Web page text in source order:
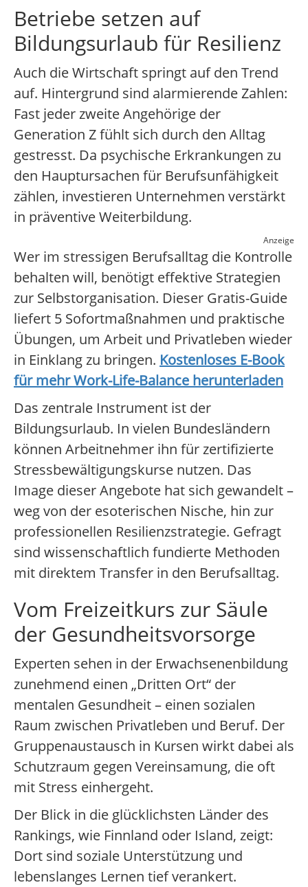
Betriebe setzen auf
Bildungsurlaub für Resilienz
Auch die Wirtschaft springt auf den Trend
auf. Hintergrund sind alarmierende Zahlen:
Fast jeder zweite Angehörige der
Generation Z fühlt sich durch den Alltag
gestresst. Da psychische Erkrankungen zu
den Hauptursachen für Berufsunfähigkeit
zählen, investieren Unternehmen verstärkt
in präventive Weiterbildung.
Anzeige
Wer im stressigen Berufsalltag die Kontrolle
behalten will, benötigt effektive Strategien
zur Selbstorganisation. Dieser Gratis-Guide
liefert 5 Sofortmaßnahmen und praktische
Übungen, um Arbeit und Privatleben wieder
in Einklang zu bringen. Kostenloses E-Book
für mehr Work-Life-Balance herunterladen
Das zentrale Instrument ist der
Bildungsurlaub. In vielen Bundesländern
können Arbeitnehmer ihn für zertifizierte
Stressbewältigungskurse nutzen. Das
Image dieser Angebote hat sich gewandelt –
weg von der esoterischen Nische, hin zur
professionellen Resilienzstrategie. Gefragt
sind wissenschaftlich fundierte Methoden
mit direktem Transfer in den Berufsalltag.
Vom Freizeitkurs zur Säule
der Gesundheitsvorsorge
Experten sehen in der Erwachsenenbildung
zunehmend einen „Dritten Ort“ der
mentalen Gesundheit – einen sozialen
Raum zwischen Privatleben und Beruf. Der
Gruppenaustausch in Kursen wirkt dabei als
Schutzraum gegen Vereinsamung, die oft
mit Stress einhergeht.
Der Blick in die glücklichsten Länder des
Rankings, wie Finnland oder Island, zeigt:
Dort sind soziale Unterstützung und
lebenslanges Lernen tief verankert.